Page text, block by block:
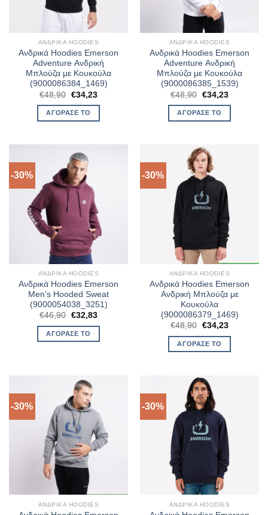
ΑΝΔΡΙΚΆ HOODIES
Ανδρικά Hoodies Emerson
Adventure Ανδρική
Μπλούζα με Κουκούλα
(9000086384_1469)
€48,90 Original
price
was:
€48,90.
€34,23Η
ΑΓΌΡΑΣΈ ΤΟ
ΑΝΔΡΙΚΆ HOODIES
Ανδρικά Hoodies Emerson
Adventure Ανδρική
Μπλούζα με Κουκούλα
(9000086385_1539)
€48,90 Original
price
was:
€48,90.
€34,23Η
ΑΓΌΡΑΣΈ ΤΟ
-30%
ΑΝΔΡΙΚΆ HOODIES
Ανδρικά Hoodies Emerson
Men’s Hooded Sweat
(9000054038_3251)
€46,90 Original
was:
€46,90.
€32,83Η
ΑΓΌΡΑΣΈ ΤΟ
-30%
ΑΝΔΡΙΚΆ HOODIES
Ανδρικά Hoodies Emerson
Ανδρική Μπλούζα με
Κουκούλα
(9000086379_1469)
€48,90 Original
was:
€48,90.
€34,23Η
ΑΓΌΡΑΣΈ ΤΟ
-30%
ΑΝΔΡΙΚΆ HOODIES
-30%
ΑΝΔΡΙΚΆ HOODIES